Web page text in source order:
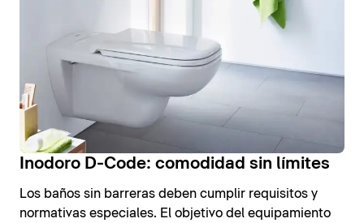
Inodoro D-Code: comodidad sin límites
Los baños sin barreras deben cumplir requisitos y
normativas especiales. El objetivo del equipamiento